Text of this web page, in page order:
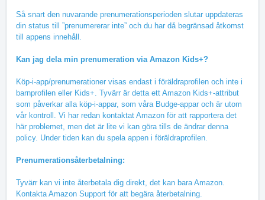
Så snart den nuvarande prenumerationsperioden slutar uppdateras
din status till ”prenumererar inte” och du har då begränsad åtkomst
till appens innehåll.
Kan jag dela min prenumeration via Amazon Kids+?
Köp-i-app/prenumerationer visas endast i föräldraprofilen och inte i
barnprofilen eller Kids+. Tyvärr är detta ett Amazon Kids+-attribut
som påverkar alla köp-i-appar, som våra Budge-appar och är utom
vår kontroll. Vi har redan kontaktat Amazon för att rapportera det
här problemet, men det är lite vi kan göra tills de ändrar denna
policy. Under tiden kan du spela appen i föräldraprofilen.
Prenumerationsåterbetalning:
Tyvärr kan vi inte återbetala dig direkt, det kan bara Amazon.
Kontakta Amazon Support för att begära återbetalning.